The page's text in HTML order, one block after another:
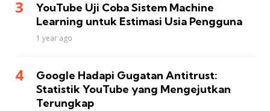
YouTube Uji Coba Sistem Machine
Learning untuk Estimasi Usia Pengguna
1 year ago
Google Hadapi Gugatan Antitrust:
Statistik YouTube yang Mengejutkan
Terungkap